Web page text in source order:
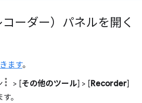
ーダー）パネルを開く
ます。
> [その他のツール] > [Recorder]
。